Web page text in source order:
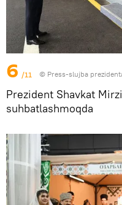
6 /11 © Press-slujba
Prezident Shavkat
suhbatlashmoqda